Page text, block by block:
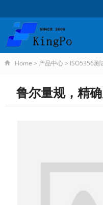
Home > 产品中心> ISO5356测
鲁尔量规，精